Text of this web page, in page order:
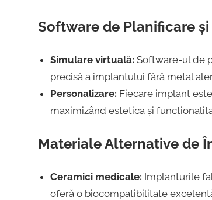
Software de Planificare
Simulare virtuală: Software-ul de
precisă a implantului fără metal
Personalizare: Fiecare implant
maximizând estetica și
Materiale Alternative de
Ceramici medicale: Implanturile
oferă o biocompatibilitate